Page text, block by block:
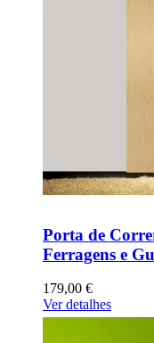
Porta de
Ferragens e
179,00 €
Ver detalhes